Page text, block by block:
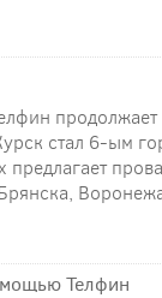
стал 6-ым
Телфин